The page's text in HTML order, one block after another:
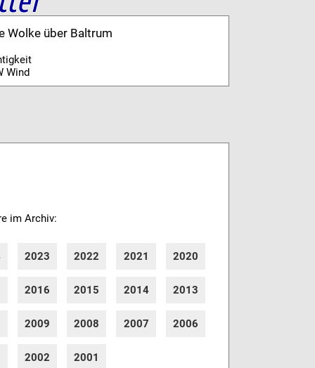
Wolke über Baltrum
Wind
im Archiv:
2023 2022 2021 2020
2016 2015 2014 2013
2009 2008 2007 2006
2002 2001